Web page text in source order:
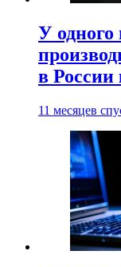
У
в России
11 месяцев